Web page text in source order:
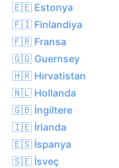
🇪🇪 Estonya
🇫🇮 Finlandiya
🇫🇷 Fransa
🇬🇬 Guernsey
🇭🇷 Hırvatistan
🇳🇱 Hollanda
🇬🇧 İngiltere
🇮🇪 İrlanda
🇪🇸 İspanya
🇸🇪 İsveç